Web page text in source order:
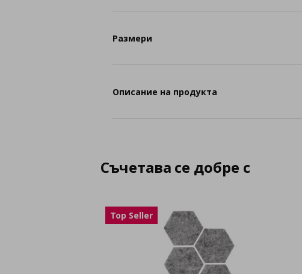
Размери
Описание на продукта
Съчетава се добре с
Top Seller